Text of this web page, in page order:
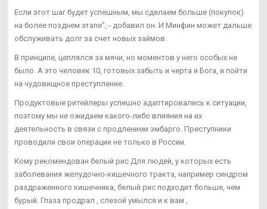
Если этот шаг будет успешным, мы сделаем больше (покупок)
на более позднем этапе", - добавил он. И Минфин может дальше
обслуживать долг за счет новых займов.
В принципе, цеплялся за мячи, но моментов у него особых не
было. А это человек 10, готовых забыть и черта и Бога, и пойти
на чудовищное преступление.
Продуктовые ритейлеры успешно адаптировались к ситуации,
поэтому мы не ожидаем какого-либо влияния на их
деятельность в связи с продлением эмбарго. Преступники
проводили свои операции не только в России.
Кому рекомендован белый рис Для людей, у которых есть
заболевания желудочно-кишечного тракта, например синдром
раздраженного кишечника, белый рис подходит больше, чем
бурый. Глаза продрал , слезой умылся и к вам ,